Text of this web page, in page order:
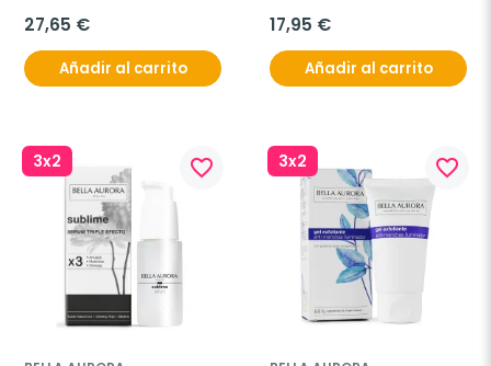
Nocturno 1 Envase 30 ml
27,65 €
Añadir al carrito
Bronceador
17,95 €
Añadir al carrito
3x2 favorite_border 3x2 favorite_border